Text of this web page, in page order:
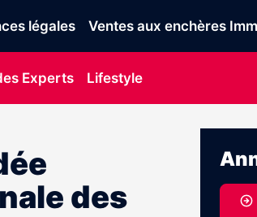
légales Ventes aux enchères
Experts Lifestyle
des